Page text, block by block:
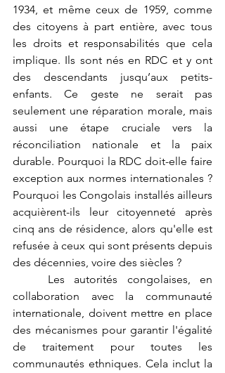
1934, et même ceux de 1959, comme
des citoyens à part entière, avec tous
les droits et responsabilités que cela
implique. Ils sont nés en RDC et y ont
des descendants jusqu’aux petits-
enfants. Ce geste ne serait pas
seulement une réparation morale, mais
aussi une étape cruciale vers la
réconciliation nationale et la paix
durable. Pourquoi la RDC doit-elle faire
exception aux normes internationales ?
Pourquoi les Congolais installés ailleurs
acquièrent-ils leur citoyenneté après
cinq ans de résidence, alors qu'elle est
refusée à ceux qui sont présents depuis
des décennies, voire des siècles ?
collaboration avec la communauté
internationale, doivent mettre en place
des mécanismes pour garantir l'égalité
de traitement pour toutes les
communautés ethniques. Cela inclut la